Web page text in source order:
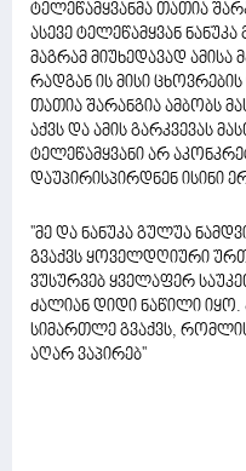
ტელეწამყვანმა თათია
ასევე ტელეწამყვან
მაგრამ მიუხედავად ამისა
რადგან ის მისი
თათია შარანგია ამბობს
აქვს და ამის გარკვევას
ტელეწამყვანი არ
დაუპირისპირდნენ ისინი
''მე და ნანუკა გულუა
გვაქვს ყოველდღიური
ვუსურვებ ყველაფერ
ძალიან დიდი ნაწილი იყო.
სიმართლე გვაქვს,
აღარ ვაპირებ''